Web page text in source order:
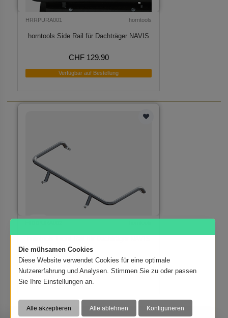
HRRPURA001 horntools
horntools Side Rail für Dachträger NAVIS
CHF 129.90
Verfügbar auf Bestellung
CHF 119.90
Verfügbar auf Bestellung
Die mühsamen Cookies
Diese Website verwendet Cookies für eine optimale
Nutzererfahrung und Analysen. Stimmen Sie zu oder passen
Sie Ihre Einstellungen an.